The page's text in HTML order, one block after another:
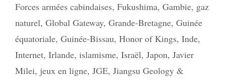
Forces armées cabindaises, Fukushima, Gambie, gaz
naturel, Global Gateway, Grande-Bretagne, Guinée
équatoriale, Guinée-Bissau, Honor of Kings, Inde,
Internet, Irlande, islamisme, Israël, Japon, Javier
Milei, jeux en ligne, JGE, Jiangsu Geology &